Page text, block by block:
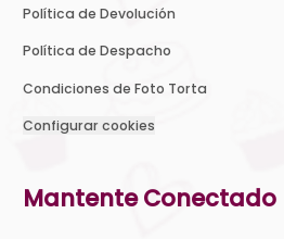
Política de Devolución
Política de Despacho
Condiciones de Foto Torta
Configurar cookies
Mantente Conectado